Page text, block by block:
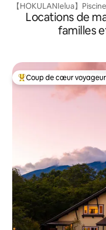
【HOKULANIelua】
Locations de
familles
Coups de cœur voyageurs
Coup de cœur